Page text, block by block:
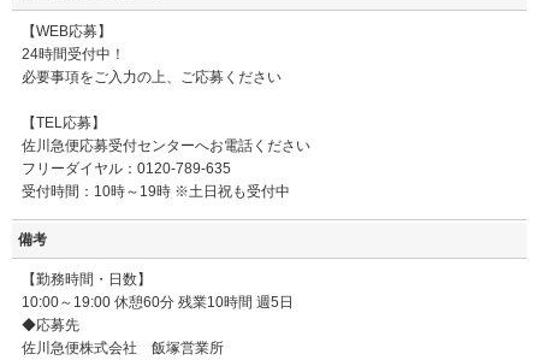
【WEB応募】
24時間受付中！
必要事項をご入力の上、ご応募ください
【TEL応募】
佐川急便応募受付センターへお電話ください
フリーダイヤル：0120-789-635
受付時間：10時～19時 ※土日祝も受付中
備考
【勤務時間・日数】
10:00～19:00 休憩60分 残業10時間 週5日
◆応募先
佐川急便株式会社 飯塚営業所